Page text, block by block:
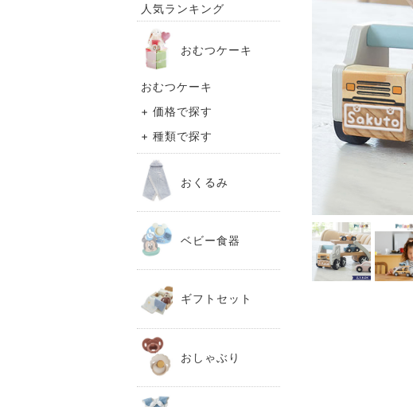
人気ランキング
おむつケーキ
おむつケーキ
+ 価格で探す
+ 種類で探す
おくるみ
ベビー食器
ギフトセット
おしゃぶり